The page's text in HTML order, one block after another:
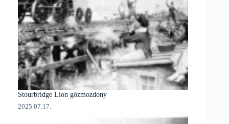
Stourbridge Lion gőzmozdony
2025.07.17.